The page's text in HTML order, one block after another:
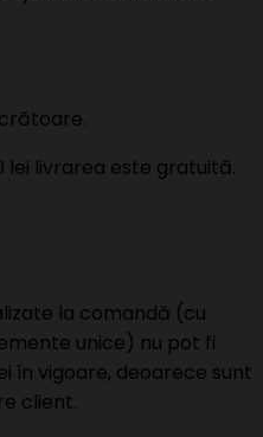
lei livrarea este gratuită.
la comandă (cu
unice) nu pot fi
în vigoare, deoarece sunt
client.